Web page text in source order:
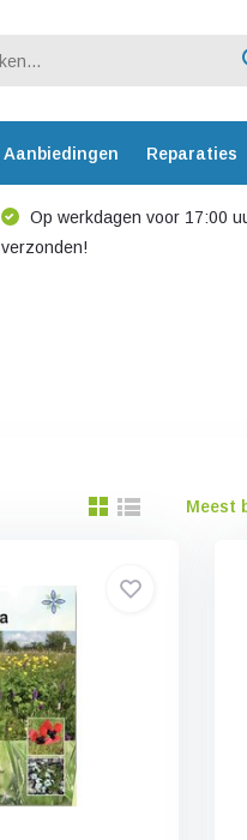
Aanbiedingen Reparaties
Op werkdagen voor 17:00
verzonden!
Meest